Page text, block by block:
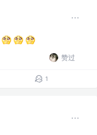
赞过
1